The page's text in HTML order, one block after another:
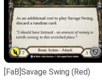
[FaB]Savage Swing (Red)